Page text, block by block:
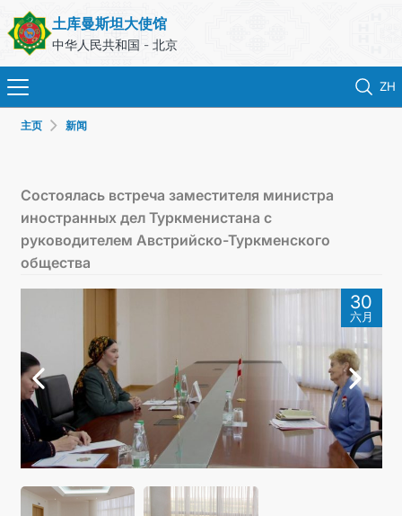
土库曼斯坦大使馆
中华人民共和国 - 北京
ZH
联系我们
主页 新闻
Состоялась встреча заместителя министра
иностранных дел Туркменистана с
руководителем Австрийско-Туркменского
общества
30
六月